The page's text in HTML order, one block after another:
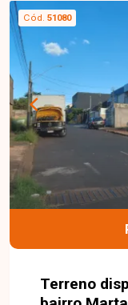
crescimento,
não perca a
Cód. 51080
Terreno